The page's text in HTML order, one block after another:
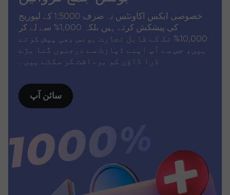
خصوصی ایکس اکاونٹس نہ صرف 1:5000 کے لیوریج
کی پیشکش کرتے ہیں بلکہ 1,000% سے لے کر
10,000% تک کے قابل تجارت بونس بھی پیش کرتے
ہیں، جس سے آپ اپنے ڈپازٹ سے درجنوں گنا بڑے
ڈرا ڈاؤن کو برداشت کر سکتے ہیں۔
سائن آپ